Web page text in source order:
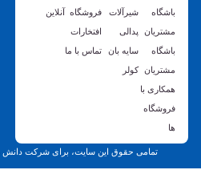
باشگاه
مشتریان
باشگاه
مشتریان
همکاری با
فروشگاه
ها
شیرآلات
پدالی
سایه بان
کولر
فروشگاه
افتخارات
تماس با ما
آنلاین
تمامی حقوق این سایت، برای شرکت دانش